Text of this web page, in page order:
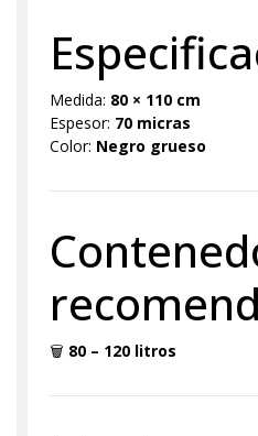
Medida: 80 × 110 cm
Espesor: 70 micras
Color: Negro grueso
🗑 80 – 120 litros